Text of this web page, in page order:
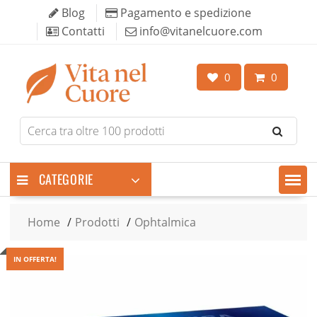
content
Blog
Pagamento e spedizione
Contatti
info@vitanelcuore.com
0 0
Search
for
CATEGORIE
Home Prodotti Ophtalmica
IN OFFERTA!